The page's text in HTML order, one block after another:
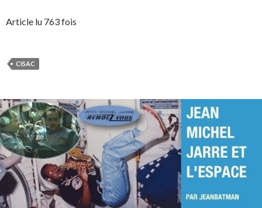
Article lu 763 fois
CISAC